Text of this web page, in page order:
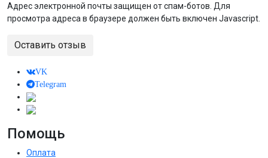
Адрес электронной почты защищен от спам-ботов. Для
просмотра адреса в браузере должен быть включен Javascript.
Оставить отзыв
VK
Telegram
Помощь
Оплата